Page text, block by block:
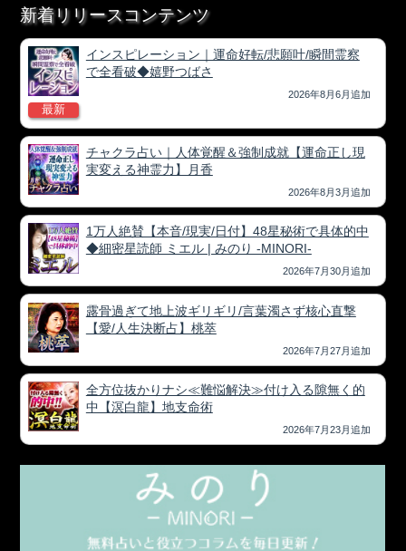
新着リリースコンテンツ
最新
インスピレーション｜運命好転/悲願叶/瞬間霊察
で全看破◆嬉野つばさ
2026年8月6月追加
チャクラ占い｜人体覚醒＆強制成就【運命正し現
実変える神霊力】月香
2026年8月3月追加
1万人絶賛【本音/現実/日付】48星秘術で具体的中
◆細密星読師 ミエル | みのり -MINORI-
2026年7月30月追加
露骨過ぎて地上波ギリギリ/言葉濁さず核心直撃
【愛/人生決断占】桃萃
2026年7月27月追加
全方位抜かりナシ≪難悩解決≫付け入る隙無く的
中【溟白龍】地支命術
2026年7月23月追加